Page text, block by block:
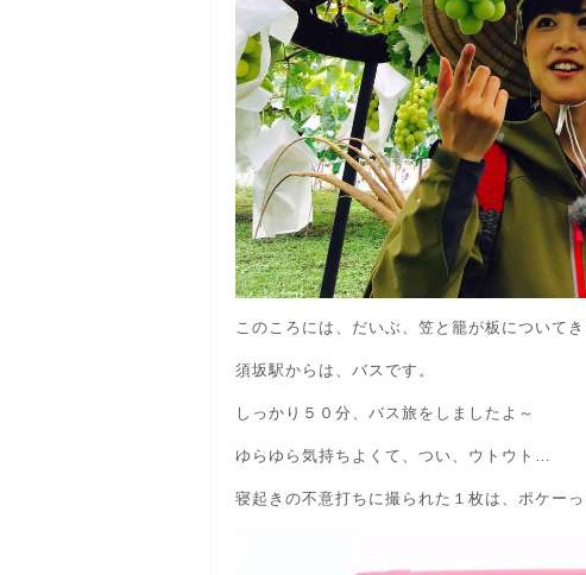
このころには、だいぶ、笠と籠が板について
須坂駅からは、バスです。
しっかり５０分、バス旅をしましたよ～
ゆらゆら気持ちよくて、つい、ウトウト…
寝起きの不意打ちに撮られた１枚は、ポケーっ